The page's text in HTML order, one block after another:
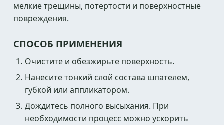
мелкие трещины, потертости и поверхностные
повреждения.
СПОСОБ ПРИМЕНЕНИЯ
Очистите и обезжирьте поверхность.
Нанесите тонкий слой состава шпателем,
губкой или аппликатором.
Дождитесь полного высыхания. При
необходимости процесс можно ускорить